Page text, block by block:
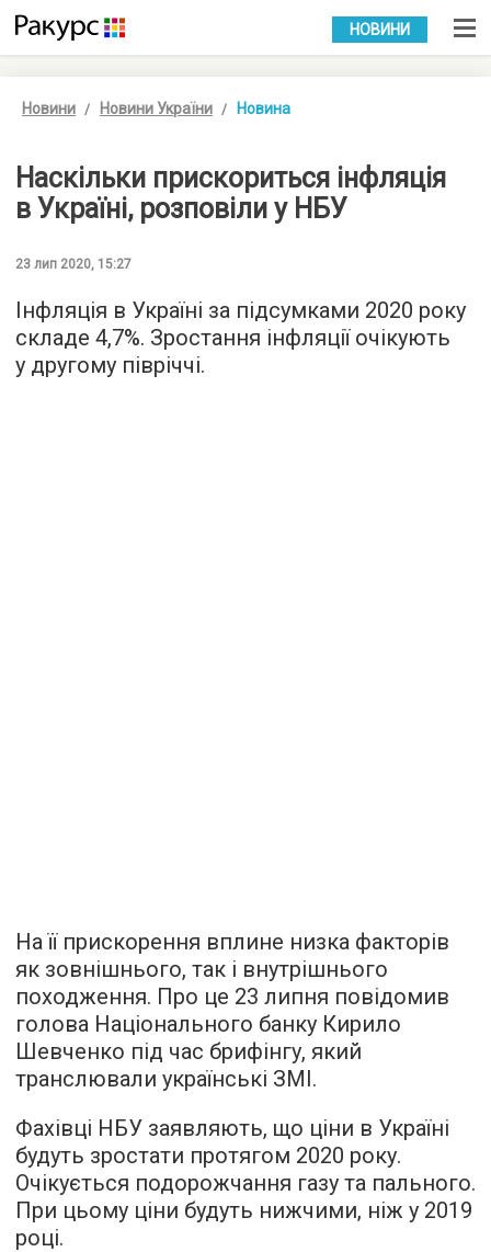
УКР РУС
НОВИНИ
Новини Новини України Новина
Наскільки прискориться інфляція
в Україні, розповіли у НБУ
23 лип 2020, 15:27
Інфляція в Україні за підсумками 2020 року
складе 4,7%. Зростання інфляції очікують
у другому півріччі.
На її прискорення вплине низка факторів
як зовнішнього, так і внутрішнього
походження. Про це 23 липня повідомив
голова Національного банку Кирило
Шевченко під час брифінгу, який
транслювали українські ЗМІ.
Фахівці НБУ заявляють, що ціни в Україні
будуть зростати протягом 2020 року.
Очікується подорожчання газу та пального.
При цьому ціни будуть нижчими, ніж у 2019
році.